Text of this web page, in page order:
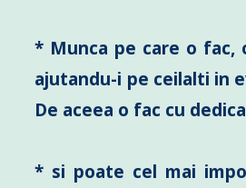
* Munca pe care o fac,
ajutandu-i pe ceilalti in
De aceea o fac cu
* si poate cel mai